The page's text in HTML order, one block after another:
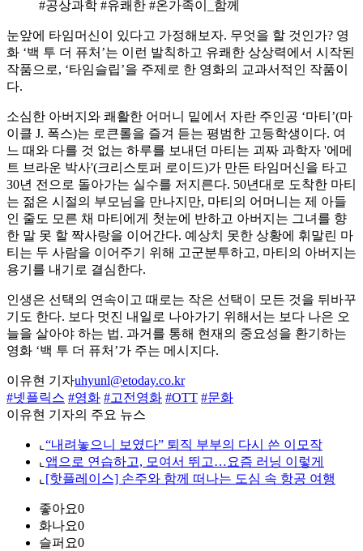
#공상과학 #유쾌한 #온가족이_함께
눈앞에 타임머신이 있다고 가정해보자. 무엇을 할 것인가? 영
화 ‘백 투 더 퓨처’는 이런 발칙하고 유쾌한 상상력에서 시작된
작품으로, ‘타임슬립’을 주제로 한 영화의 교과서적인 작품이
다.
소심한 아버지와 쾌활한 어머니 밑에서 자란 주인공 ‘마티’(마
이클 J. 폭스)는 로큰롤을 즐겨 듣는 평범한 고등학생이다. 여
느 때와 다를 것 없는 하루를 보내던 마티는 괴짜 과학자 '에메
트 브라운 박사'(크리스토퍼 로이드)가 만든 타임머신을 타고
30년 전으로 돌아가는 실수를 저지른다. 50년대로 도착한 마티
는 젊은 시절의 부모님을 만나지만, 마티의 어머니는 제 아들
인 줄도 모른 채 마티에게 첫눈에 반하고 아버지는 그녀를 향
한 말 못 할 짝사랑을 이어간다. 예상치 못한 상황에 휘말린 마
티는 두 사람을 이어주기 위해 고군분투하고, 마티의 아버지는
용기를 내기로 결심한다.
인생은 선택의 연속이고 때로는 작은 선택이 모든 것을 뒤바꾸
기도 한다. 보다 멋진 내일로 나아가기 위해서는 보다 나은 오
늘을 살아야 하는 법. 과거를 통해 현재의 중요성을 환기하는
영화 ‘백 투 더 퓨처’가 주는 메시지다.
이유현 기자uhyunl@etoday.co.kr
#넷플릭스 #영화 #고전영화 #OTT #문화
이유현 기자의 주요 뉴스
⌞ “내려놓으니 보였다” 퇴직 부부의 다시 쓴 이모작
⌞ 앱으로 연습하고, 모여서 뛰고…요즘 러닝 이렇게
⌞ [핫플레이스] 손주와 함께 떠나는 도심 속 항공 여행
좋아요0
화나요0
슬퍼요0